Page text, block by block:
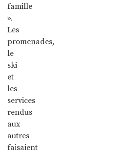
famille
».
Les
promenades,
le
ski
et
les
services
rendus
aux
autres
faisaient